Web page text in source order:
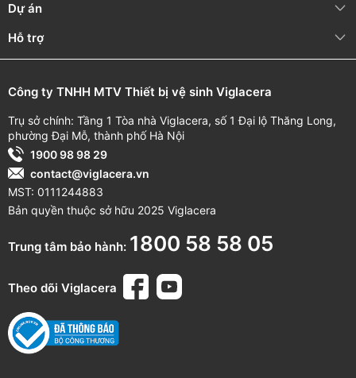
Dự án
Hỗ trợ
Công ty TNHH MTV Thiết bị vệ sinh Viglacera
Trụ sở chính: Tầng 1 Tòa nhà Viglacera, số 1 Đại lộ Thăng Long,
phường Đại Mỗ, thành phố Hà Nội
1900 98 98 29
contact@viglacera.vn
MST: 0111244883
Bản quyền thuộc sở hữu 2025 Viglacera
Trung tâm bảo hành: 1800 58 58 05
Theo dõi Viglacera